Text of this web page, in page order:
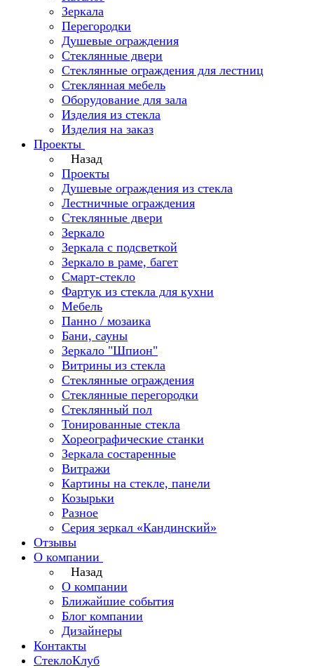
Зеркала
Перегородки
Душевые ограждения
Стеклянные двери
Стеклянные ограждения для лестниц
Стеклянная мебель
Оборудование для зала
Изделия из стекла
Изделия на заказ
Проекты
Назад
Проекты
Душевые ограждения из стекла
Лестничные ограждения
Стеклянные двери
Зеркало
Зеркала с подсветкой
Зеркало в раме, багет
Смарт-стекло
Фартук из стекла для кухни
Мебель
Панно / мозаика
Бани, сауны
Зеркало "Шпион"
Витрины из стекла
Стеклянные ограждения
Стеклянные перегородки
Стеклянный пол
Тонированные стекла
Хореографические станки
Зеркала состаренные
Витражи
Картины на стекле, панели
Козырьки
Разное
Серия зеркал «Кандинский»
Отзывы
О компании
Назад
О компании
Ближайшие события
Блог компании
Дизайнеры
Контакты
СтеклоКлуб